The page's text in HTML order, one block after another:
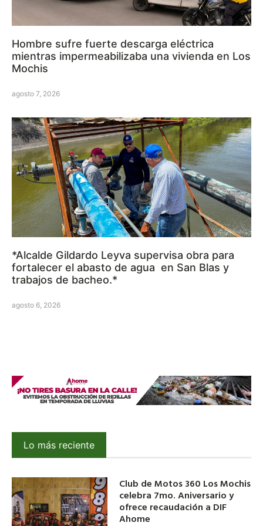
Hombre sufre fuerte descarga eléctrica
mientras impermeabilizaba una vivienda en Los
Mochis
agosto 7, 2026
*Alcalde Gildardo Leyva supervisa obra para
fortalecer el abasto de agua en San Blas y
trabajos de bacheo.*
agosto 6, 2026
Lo más reciente
Club de Motos 360 Los Mochis
celebra 7mo. Aniversario y
ofrece recaudación a DIF
Ahome